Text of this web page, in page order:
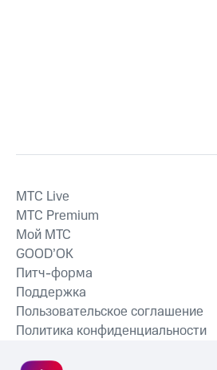
MTС Live
MTС Premium
Мой МТС
GOOD’OK
Питч-форма
Поддержка
Пользовательское соглашение
Политика конфиденциальности